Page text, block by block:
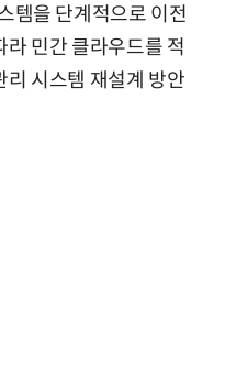
템을 단계적으로 이전
민간 클라우드를 적
리 시스템 재설계 방안